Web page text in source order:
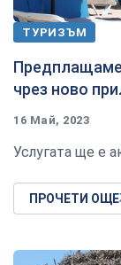
ТУРИЗЪМ
Предплащаме
чрез ново
16 Май, 2023
Услугата ще е
ПРОЧЕТИ ОЩЕ